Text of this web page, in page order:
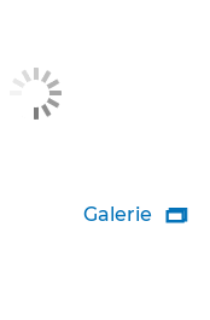
Galerie 